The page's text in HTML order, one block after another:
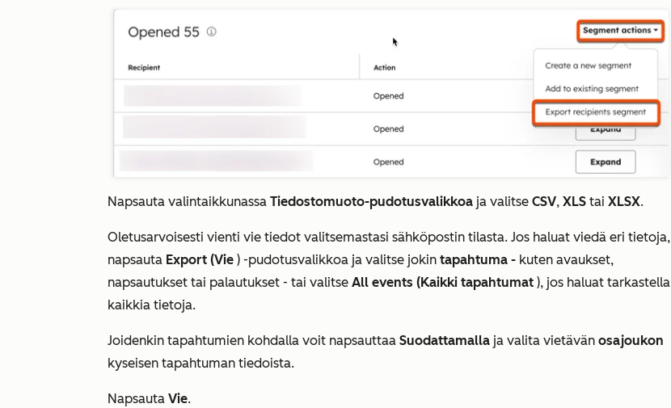
Napsauta valintaikkunassa Tiedostomuoto-pudotusvalikkoa ja valitse CSV, XLS tai XLSX.
Oletusarvoisesti vienti vie tiedot valitsemastasi sähköpostin tilasta. Jos haluat viedä eri tietoja,
napsauta Export (Vie ) -pudotusvalikkoa ja valitse jokin tapahtuma - kuten avaukset,
napsautukset tai palautukset - tai valitse All events (Kaikki tapahtumat ), jos haluat tarkastella
kaikkia tietoja.
Joidenkin tapahtumien kohdalla voit napsauttaa Suodattamalla ja valita vietävän osajoukon
kyseisen tapahtuman tiedoista.
Napsauta Vie.